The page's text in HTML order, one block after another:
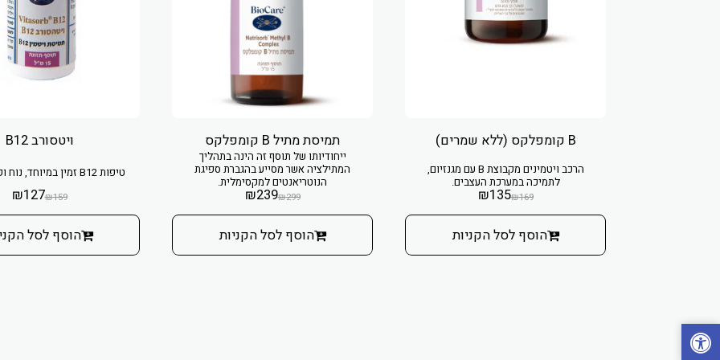
B קומפלקס (ללא שמרים)
הרכב ויטמינים מקבוצת B עם מגנזיום,
לתמיכה במערכת העצבים.
₪169
₪135
הוסף לסל הקניות
תמיסת מתיל B קומפלקס
ייחודיותו של תוסף זה הינה בתהליך
המתילציה אשר מסייע בהגברת ספיגת
הנוטריאנטים למקסימלית.
₪299
₪239
הוסף לסל הקניות
ויטסורב B12
טיפות B12 זמין במיוחד, נוח וקל לשימוש.
₪159
₪127
הוסף לסל